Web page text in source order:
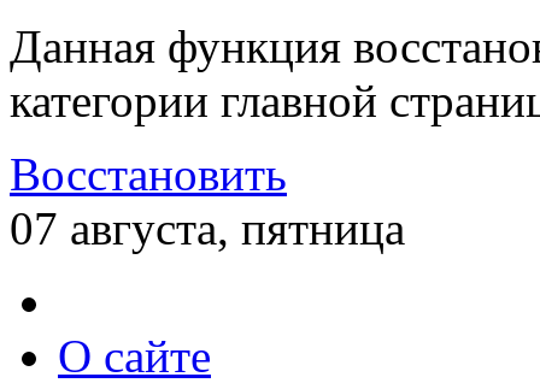
Данная функция
категории главной
Восстановить
07 августа, пятница
О сайте